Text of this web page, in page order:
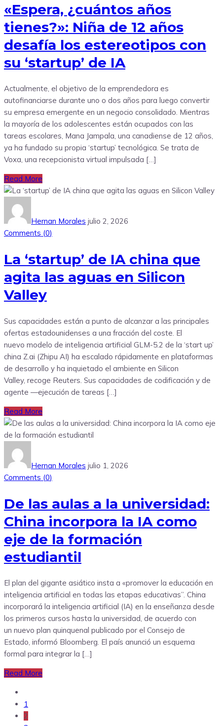
«Espera, ¿cuántos años
tienes?»: Niña de 12 años
desafía los estereotipos con
su ‘startup’ de IA
Actualmente, el objetivo de la emprendedora es
autofinanciarse durante uno o dos años para luego convertir
su empresa emergente en un negocio consolidado. Mientras
la mayoría de los adolescentes están ocupados con las
tareas escolares, Mana Jampala, una canadiense de 12 años,
ya ha fundado su propia ‘startup’ tecnológica. Se trata de
Voxa, una recepcionista virtual impulsada […]
Read More
Hernan Morales julio 2, 2026
Comments (0)
La ‘startup’ de IA china que
agita las aguas en Silicon
Valley
Sus capacidades están a punto de alcanzar a las principales
ofertas estadounidenses a una fracción del coste. El
nuevo modelo de inteligencia artificial GLM-5.2 de la ‘start up’
china Z.ai (Zhipu AI) ha escalado rápidamente en plataformas
de desarrollo y ha inquietado el ambiente en Silicon
Valley, recoge Reuters. Sus capacidades de codificación y de
agente —ejecución de tareas […]
Read More
Hernan Morales julio 1, 2026
Comments (0)
De las aulas a la universidad:
China incorpora la IA como
eje de la formación
estudiantil
El plan del gigante asiático insta a «promover la educación en
inteligencia artificial en todas las etapas educativas”. China
incorporará la inteligencia artificial (IA) en la enseñanza desde
los primeros cursos hasta la universidad, de acuerdo con
un nuevo plan quinquenal publicado por el Consejo de
Estado, informó Bloomberg. El país anunció un esquema
formal para integrar la […]
Read More
1
2